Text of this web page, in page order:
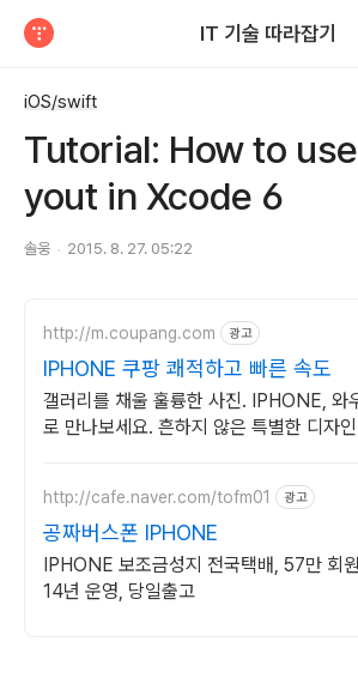
IT 기술 따라잡기
iOS/swift
Tutorial: How to
yout in Xcode 6
솔웅 2015. 8. 27. 05:22
http://m.coupang.com 광고
IPHONE 쿠팡 쾌적하고 빠른 속도
갤러리를 채울 훌륭한 사진. IPHONE, 와
로 만나보세요. 흔하지 않은 특별한 디자
http://cafe.naver.com/tofm01 광고
공짜버스폰 IPHONE
IPHONE 보조금성지 전국택배, 57만 회
14년 운영, 당일출고